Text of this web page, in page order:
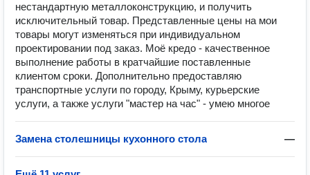
нестандартную металлоконструкцию, и получить
исключительный товар. Представленные цены на мои
товары могут изменяться при индивидуальном
проектировании под заказ. Моё кредо - качественное
выполнение работы в кратчайшие поставленные
клиентом сроки. Дополнительно предоставляю
транспортные услуги по городу, Крыму, курьерские
услуги, а также услуги "мастер на час" - умею многое
Замена столешницы кухонного стола —